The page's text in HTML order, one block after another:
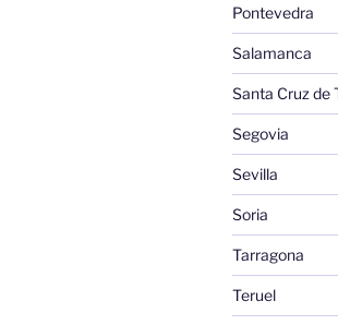
Pontevedra
Salamanca
Santa Cruz de
Segovia
Sevilla
Soria
Tarragona
Teruel